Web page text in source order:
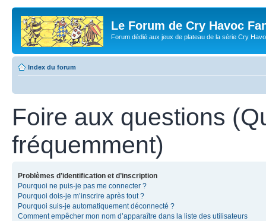
Le Forum de Cry Havoc
Forum dédié aux jeux de plateau de la série Cry
Index du forum
Foire aux questions
fréquemment)
Problèmes d’identification et d’inscription
Pourquoi ne puis-je pas me connecter ?
Pourquoi dois-je m’inscrire après tout ?
Pourquoi suis-je automatiquement déconnecté ?
Comment empêcher mon nom d’apparaître dans la liste des utilisateurs